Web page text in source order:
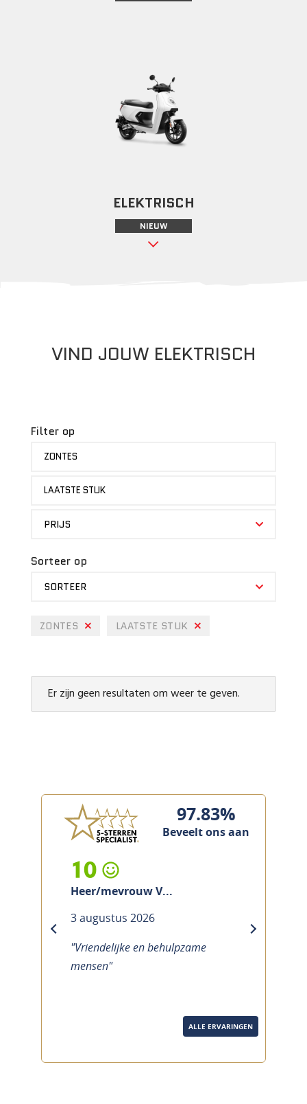
ELEKTRISCH
NIEUW
VIND JOUW ELEKTRISCH
Filter op
ZONTES
LAATSTE STUK
PRIJS
Sorteer op
SORTEER
ZONTES LAATSTE STUK
Er zijn geen resultaten om weer te geven.
97.83%
Beveelt ons aan
10
Heer/mevrouw V...
3 augustus 2026
"Vriendelijke en behulpzame
mensen"
next
ALLE ERVARINGEN